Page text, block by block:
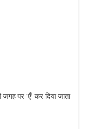
पर 'एँ' कर दिया जाता